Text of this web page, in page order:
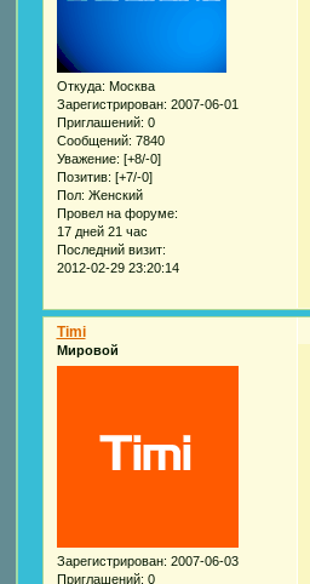
Откуда: Москва
Зарегистрирован: 2007-06-01
Приглашений: 0
Сообщений: 7840
Уважение: [+8/-0]
Позитив: [+7/-0]
Пол: Женский
Провел на форуме:
17 дней 21 час
Последний визит:
2012-02-29 23:20:14
Timi
Мировой
Зарегистрирован: 2007-06-03
Приглашений: 0